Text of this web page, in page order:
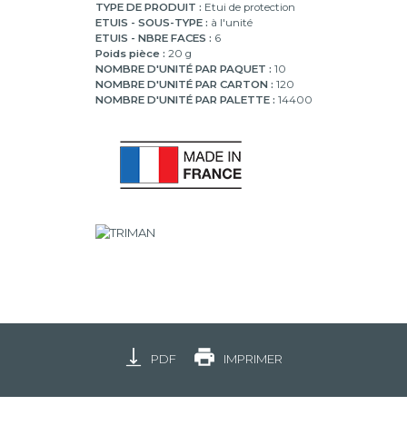
TYPE DE PRODUIT : Etui de protection
ETUIS - SOUS-TYPE : à l'unité
ETUIS - NBRE FACES : 6
Poids pièce : 20 g
NOMBRE D'UNITÉ PAR PAQUET : 10
NOMBRE D'UNITÉ PAR CARTON : 120
NOMBRE D'UNITÉ PAR PALETTE : 14400
PDF IMPRIMER